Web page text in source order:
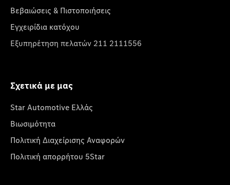
Βεβαιώσεις & Πιστοποιήσεις
Εγχειρίδια κατόχου
Εξυπηρέτηση πελατών 211 2111556
Σχετικά με μας
Star Automotive Ελλάς
Βιωσιμότητα
Πολιτική Διαχείρισης Αναφορών
Πολιτική απορρήτου 5Star